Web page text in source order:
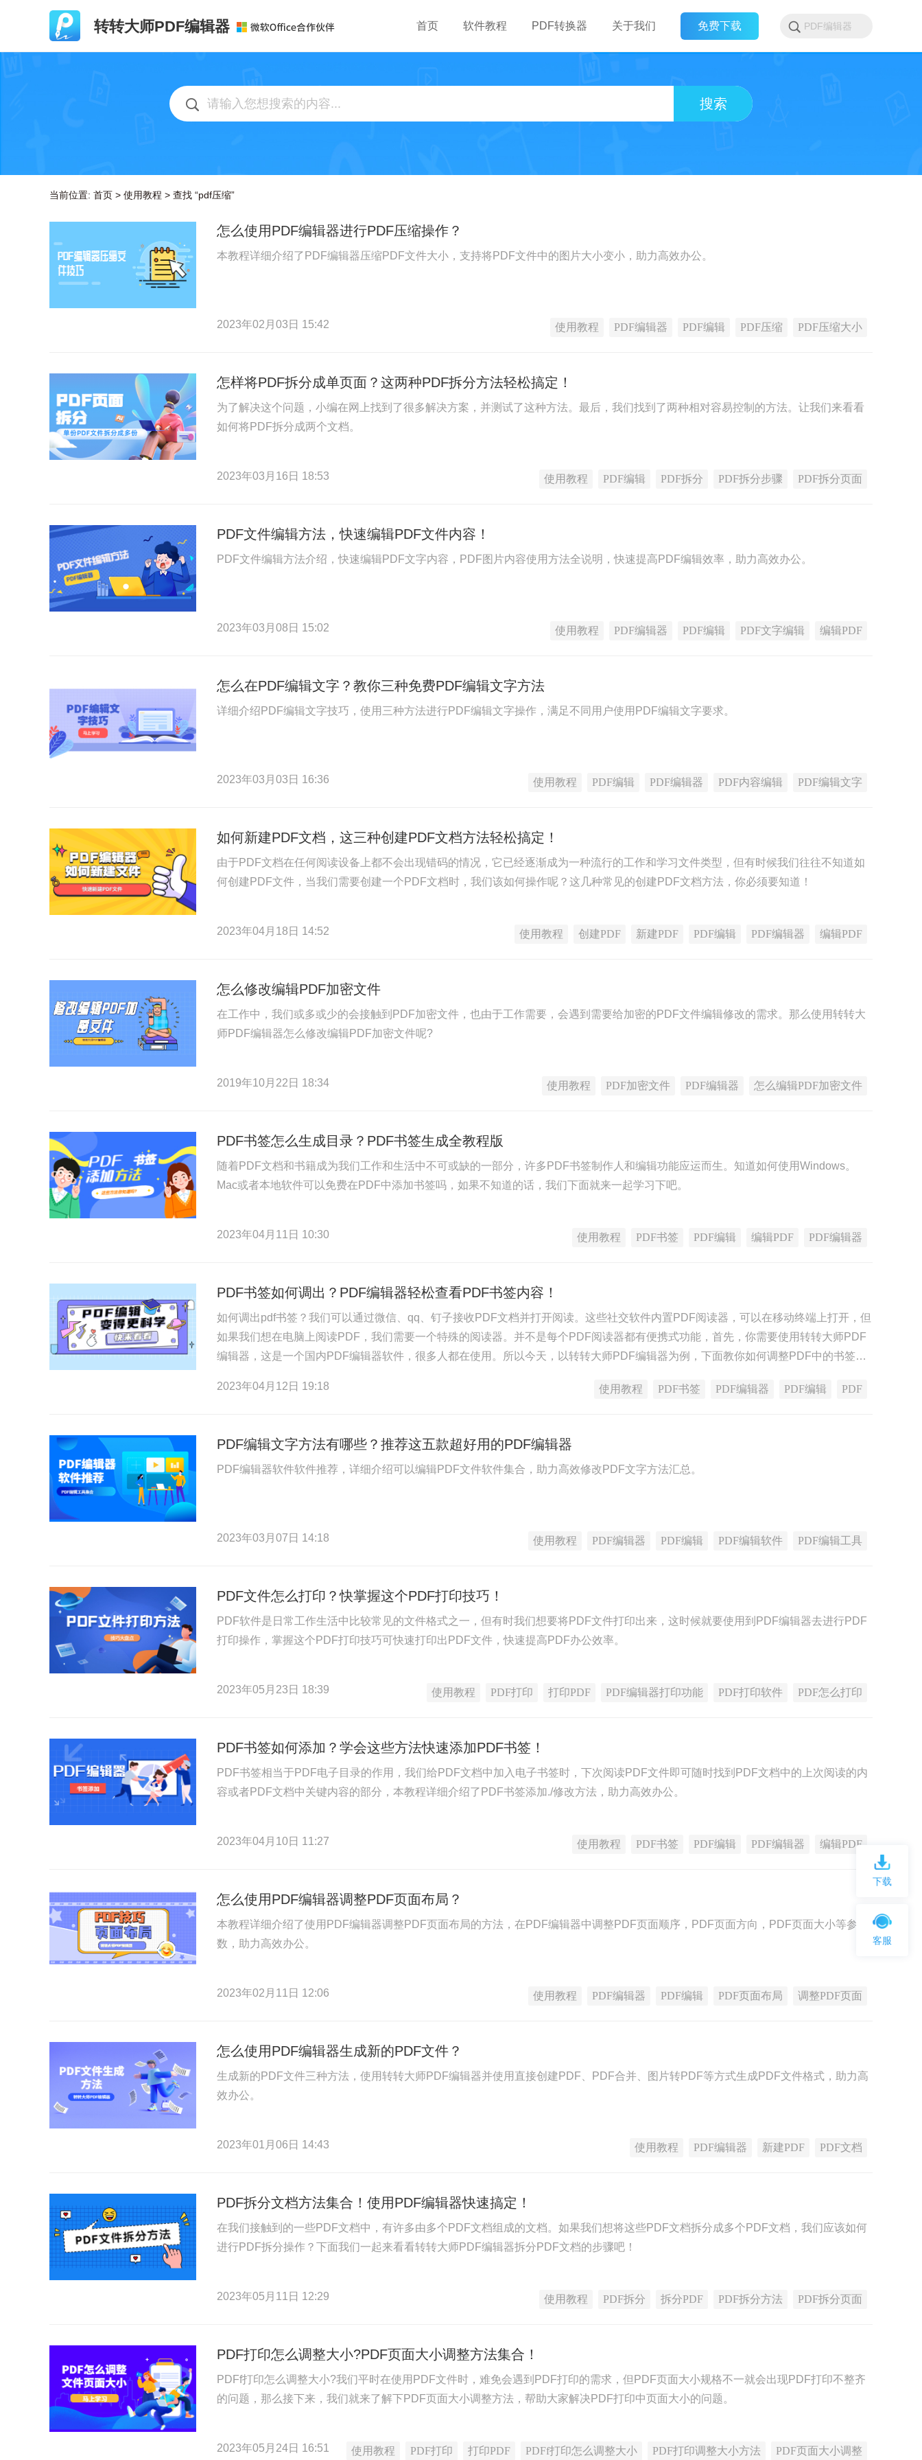
转转大师PDF编辑器 首页 软件教程 PDF转换器 关于我们 免费下载
搜索
当前位置: 首页 > 使用教程 > 查找 “pdf压缩”
怎么使用PDF编辑器进行PDF压缩操作？
本教程详细介绍了PDF编辑器压缩PDF文件大小，支持将PDF文件中的图片大小变小，助力高效办公。
2023年02月03日 15:42 使用教程 PDF编辑器 PDF编辑 PDF压缩 PDF压缩大小
怎样将PDF拆分成单页面？这两种PDF拆分方法轻松搞定！
为了解决这个问题，小编在网上找到了很多解决方案，并测试了这种方法。最后，我们找到了两种相对容易控制的方法。让我们来看看
如何将PDF拆分成两个文档。
2023年03月16日 18:53 使用教程 PDF编辑 PDF拆分 PDF拆分步骤 PDF拆分页面
PDF文件编辑方法，快速编辑PDF文件内容！
PDF文件编辑方法介绍，快速编辑PDF文字内容，PDF图片内容使用方法全说明，快速提高PDF编辑效率，助力高效办公。
2023年03月08日 15:02 使用教程 PDF编辑器 PDF编辑 PDF文字编辑 编辑PDF
怎么在PDF编辑文字？教你三种免费PDF编辑文字方法
详细介绍PDF编辑文字技巧，使用三种方法进行PDF编辑文字操作，满足不同用户使用PDF编辑文字要求。
2023年03月03日 16:36 使用教程 PDF编辑 PDF编辑器 PDF内容编辑 PDF编辑文字
如何新建PDF文档，这三种创建PDF文档方法轻松搞定！
由于PDF文档在任何阅读设备上都不会出现错码的情况，它已经逐渐成为一种流行的工作和学习文件类型，但有时候我们往往不知道如
何创建PDF文件，当我们需要创建一个PDF文档时，我们该如何操作呢？这几种常见的创建PDF文档方法，你必须要知道！
2023年04月18日 14:52 使用教程 创建PDF 新建PDF PDF编辑 PDF编辑器 编辑PDF
怎么修改编辑PDF加密文件
在工作中，我们或多或少的会接触到PDF加密文件，也由于工作需要，会遇到需要给加密的PDF文件编辑修改的需求。那么使用转转大
师PDF编辑器怎么修改编辑PDF加密文件呢?
2019年10月22日 18:34 使用教程 PDF加密文件 PDF编辑器 怎么编辑PDF加密文件
PDF书签怎么生成目录？PDF书签生成全教程版
随着PDF文档和书籍成为我们工作和生活中不可或缺的一部分，许多PDF书签制作人和编辑功能应运而生。知道如何使用Windows。
Mac或者本地软件可以免费在PDF中添加书签吗，如果不知道的话，我们下面就来一起学习下吧。
2023年04月11日 10:30 使用教程 PDF书签 PDF编辑 编辑PDF PDF编辑器
PDF书签如何调出？PDF编辑器轻松查看PDF书签内容！
如何调出pdf书签？我们可以通过微信、qq、钉子接收PDF文档并打开阅读。这些社交软件内置PDF阅读器，可以在移动终端上打开，但
如果我们想在电脑上阅读PDF，我们需要一个特殊的阅读器。并不是每个PDF阅读器都有便携式功能，首先，你需要使用转转大师PDF
编辑器，这是一个国内PDF编辑器软件，很多人都在使用。所以今天，以转转大师PDF编辑器为例，下面教你如何调整PDF中的书签，
2023年04月12日 19:18
使用教程 PDF书签 PDF编辑器 PDF编辑 PDF
PDF编辑文字方法有哪些？推荐这五款超好用的PDF编辑器
PDF编辑器软件软件推荐，详细介绍可以编辑PDF文件软件集合，助力高效修改PDF文字方法汇总。
2023年03月07日 14:18 使用教程 PDF编辑器 PDF编辑 PDF编辑软件 PDF编辑工具
PDF文件怎么打印？快掌握这个PDF打印技巧！
PDF软件是日常工作生活中比较常见的文件格式之一，但有时我们想要将PDF文件打印出来，这时候就要使用到PDF编辑器去进行PDF
打印操作，掌握这个PDF打印技巧可快速打印出PDF文件，快速提高PDF办公效率。
2023年05月23日 18:39 使用教程 PDF打印 打印PDF PDF编辑器打印功能 PDF打印软件 PDF怎么打印
PDF书签如何添加？学会这些方法快速添加PDF书签！
PDF书签相当于PDF电子目录的作用，我们给PDF文档中加入电子书签时，下次阅读PDF文件即可随时找到PDF文档中的上次阅读的内
容或者PDF文档中关键内容的部分，本教程详细介绍了PDF书签添加./修改方法，助力高效办公。
2023年04月10日 11:27 使用教程 PDF书签 PDF编辑 PDF编辑器 编辑PDF
怎么使用PDF编辑器调整PDF页面布局？
本教程详细介绍了使用PDF编辑器调整PDF页面布局的方法，在PDF编辑器中调整PDF页面顺序，PDF页面方向，PDF页面大小等参
数，助力高效办公。
2023年02月11日 12:06 使用教程 PDF编辑器 PDF编辑 PDF页面布局 调整PDF页面
怎么使用PDF编辑器生成新的PDF文件？
生成新的PDF文件三种方法，使用转转大师PDF编辑器并使用直接创建PDF、PDF合并、图片转PDF等方式生成PDF文件格式，助力高
效办公。
2023年01月06日 14:43 使用教程 PDF编辑器 新建PDF PDF文档
PDF拆分文档方法集合！使用PDF编辑器快速搞定！
在我们接触到的一些PDF文档中，有许多由多个PDF文档组成的文档。如果我们想将这些PDF文档拆分成多个PDF文档，我们应该如何
进行PDF拆分操作？下面我们一起来看看转转大师PDF编辑器拆分PDF文档的步骤吧！
2023年05月11日 12:29 使用教程 PDF拆分 拆分PDF PDF拆分方法 PDF拆分页面
PDF打印怎么调整大小?PDF页面大小调整方法集合！
PDFf打印怎么调整大小?我们平时在使用PDF文件时，难免会遇到PDF打印的需求，但PDF页面大小规格不一就会出现PDF打印不整齐
的问题，那么接下来，我们就来了解下PDF页面大小调整方法，帮助大家解决PDF打印中页面大小的问题。
2023年05月24日 16:51 使用教程 PDF打印 打印PDF PDFf打印怎么调整大小 PDF打印调整大小方法 PDF页面大小调整
下载
客服